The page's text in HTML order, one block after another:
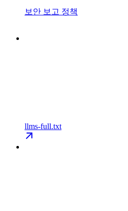
보안 보고 정책
llms-full.txt